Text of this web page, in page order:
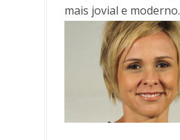
mais jovial e moderno.